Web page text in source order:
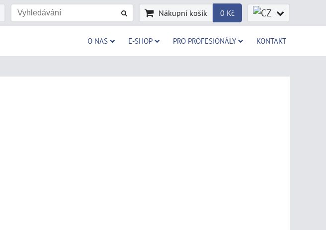
Nákupní košík 0 Kč
O NAS E-SHOP PRO PROFESIONÁLY KONTAKT